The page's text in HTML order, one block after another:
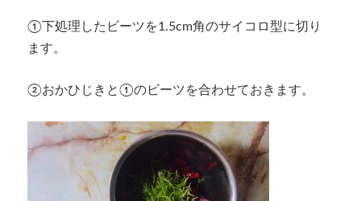
①下処理したビーツを1.5cm角のサイコロ型に切り
ます。
②おかひじきと①のビーツを合わせておきます。